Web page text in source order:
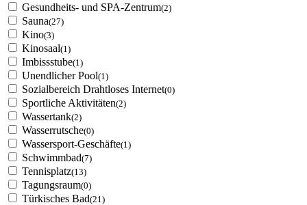
Gesundheits- und SPA-Zentrum(2)
Sauna(27)
Kino(3)
Kinosaal(1)
Imbissstube(1)
Unendlicher Pool(1)
Sozialbereich Drahtloses Internet(0)
Sportliche Aktivitäten(2)
Wassertank(2)
Wasserrutsche(0)
Wassersport-Geschäfte(1)
Schwimmbad(7)
Tennisplatz(13)
Tagungsraum(0)
Türkisches Bad(21)